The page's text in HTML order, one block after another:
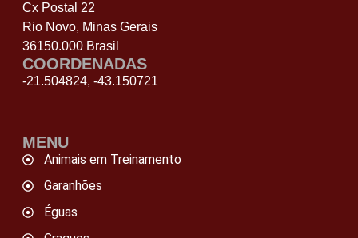
Cx Postal 22
Rio Novo, Minas Gerais
36150.000 Brasil
COORDENADAS
-21.504824, -43.150721
MENU
Animais em Treinamento
Garanhões
Éguas